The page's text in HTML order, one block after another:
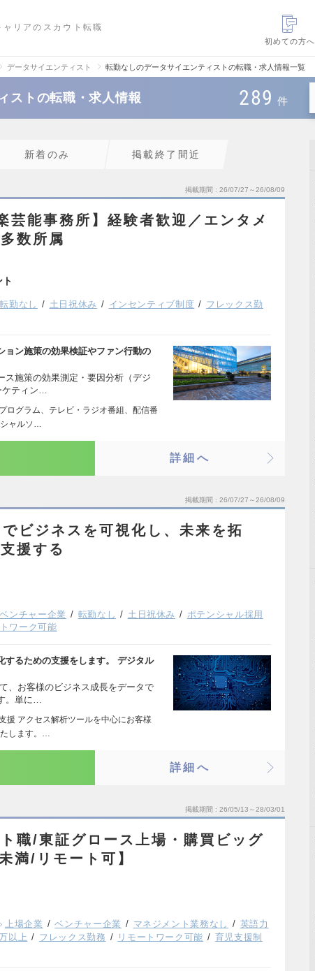
ャリアのスカウト転職
初めての方へ
データサイエンティスト 転勤なしのデータサイエンティストの転職・求人情報一覧
ストの転職・求人情報 289 件
新着のみ 掲載終了間近
掲載期間 26/07/27～26/08/09
芸能事務所】経験者歓迎／エンタメ
数所属
転勤なし 土日祝休み インセンティブ制度
フレックス勤
ョン施策の効果検証やファン行動の
ス施策の効果測定・要因分析（デジ
ティン…
ログラム、テレビ・ラジオ番組、配信番
ャルソ…
詳細へ
掲載期間 26/07/27～26/08/09
ビジネスを可視化し、未来を拓
援する
ベンチャー企業 転勤なし 土日祝休み
ポテンシャル採用
ワーク可能
するための支援をします。 デジタル
、お客様のビジネス成長をデータで
。単に…
アクセス解析ツールを中心にお客様
します。…
詳細へ
掲載期間 26/05/13～28/03/01
職/東証グロース上場・購買ビッグ
満/リモート可】
上場企業 ベンチャー企業 マネジメント業務なし
英語力
以上 フレックス勤務 リモートワーク可能
育児支援制